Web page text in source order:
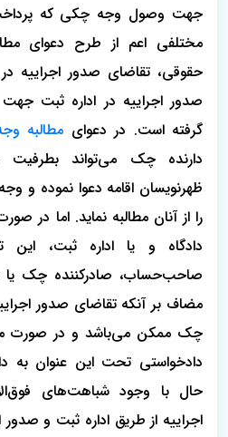
جهت وصول وجه چکی که
مختلفی اعم از طرح دعوای
حقوقی، تقاضای صدور اجراییه
صدور اجراییه در اداره ثبت
گرفته است. در دعوای مطالبه
دارنده چک می‌تواند بطرفیت
ظهرنویسان اقامه دعوا نموده و
را از آنان مطالبه نماید. اما در
دادگاه و یا اداره ثبت،
صاحب‌حساب، صادرکننده چک یا
مضاف بر آنکه تقاضای صدور
چک ممکن می‌باشد و در صورت
دادخواستی تحت این عنوان به
حال با وجود شباهت‌های
اجراییه از طریق اداره ثبت و صدور